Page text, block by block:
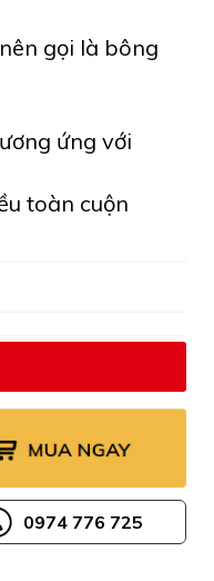
gọi là bông
ứng với
toàn cuộn
0974 776 725